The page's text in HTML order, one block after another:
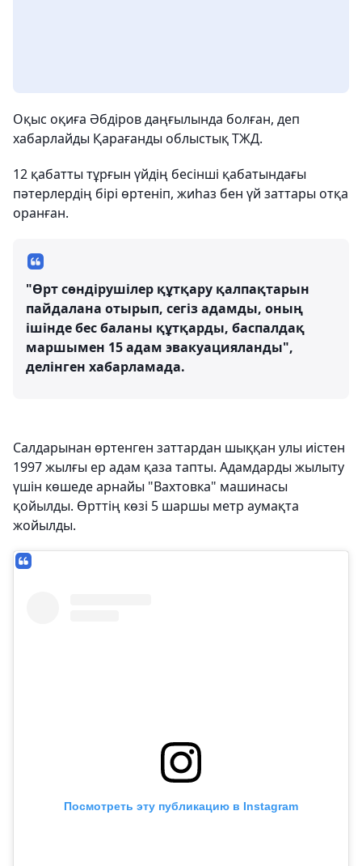
Оқыс оқиға Әбдіров даңғылында болған, деп
хабарлайды Қарағанды облыстық ТЖД.
12 қабатты тұрғын үйдің бесінші қабатындағы
пәтерлердің бірі өртеніп, жиһаз бен үй заттары отқа
оранған.
"Өрт сөндірушілер құтқару қалпақтарын
пайдалана отырып, сегіз адамды, оның
ішінде бес баланы құтқарды, баспалдақ
маршымен 15 адам эвакуацияланды",
делінген хабарламада.
Салдарынан өртенген заттардан шыққан улы иістен
1997 жылғы ер адам қаза тапты. Адамдарды жылыту
үшін көшеде арнайы "Вахтовка" машинасы
қойылды. Өрттің көзі 5 шаршы метр аумақта
жойылды.
Посмотреть эту публикацию в Instagram